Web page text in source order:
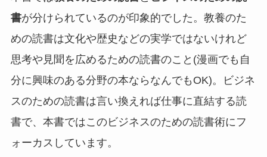
書が分けられているのが印象的でした。教養のた
めの読書は文化や歴史などの実学ではないけれど
思考や見聞を広めるための読書のこと(漫画でも自
分に興味のある分野の本ならなんでもOK)。ビジネ
スのための読書は言い換えれば仕事に直結する読
書で、本書ではこのビジネスのための読書術にフ
ォーカスしています。